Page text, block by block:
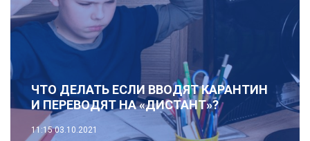
ЧТО ДЕЛАТЬ ЕСЛИ ВВОДЯТ КАРАНТИН
И ПЕРЕВОДЯТ НА «ДИСТАНТ»?
11:15 03.10.2021